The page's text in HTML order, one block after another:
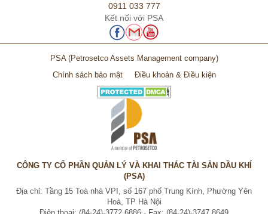
0911 033 777
Kết nối với PSA
PSA (Petrosetco Assets Management company)
Chính sách bảo mật
Điều khoản & Điều kiện
CÔNG TY CỔ PHẦN QUẢN LÝ VÀ KHAI THÁC TÀI SẢN DẦU KHÍ
(PSA)
Địa chỉ: Tầng 15 Toà nhà VPI, số 167 phố Trung Kính, Phường Yên
Hoà, TP Hà Nội